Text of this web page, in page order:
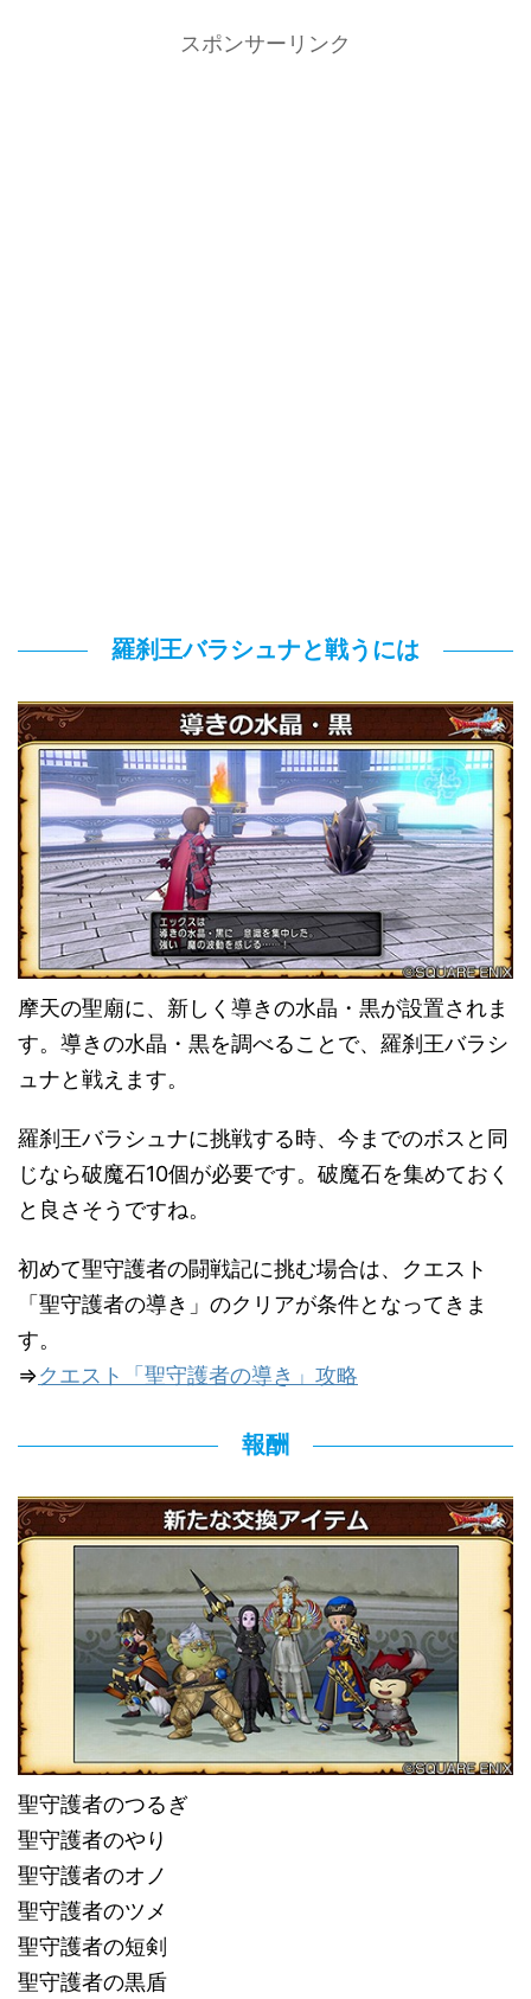
スポンサーリンク
羅刹王バラシュナと戦うには
摩天の聖廟に、新しく導きの水晶・黒が設置されま
す。導きの水晶・黒を調べることで、羅刹王バラシ
ュナと戦えます。
羅刹王バラシュナに挑戦する時、今までのボスと同
じなら破魔石10個が必要です。破魔石を集めておく
と良さそうですね。
初めて聖守護者の闘戦記に挑む場合は、クエスト
「聖守護者の導き」のクリアが条件となってきま
す。
⇒クエスト「聖守護者の導き」攻略
報酬
聖守護者のつるぎ
聖守護者のやり
聖守護者のオノ
聖守護者のツメ
聖守護者の短剣
聖守護者の黒盾